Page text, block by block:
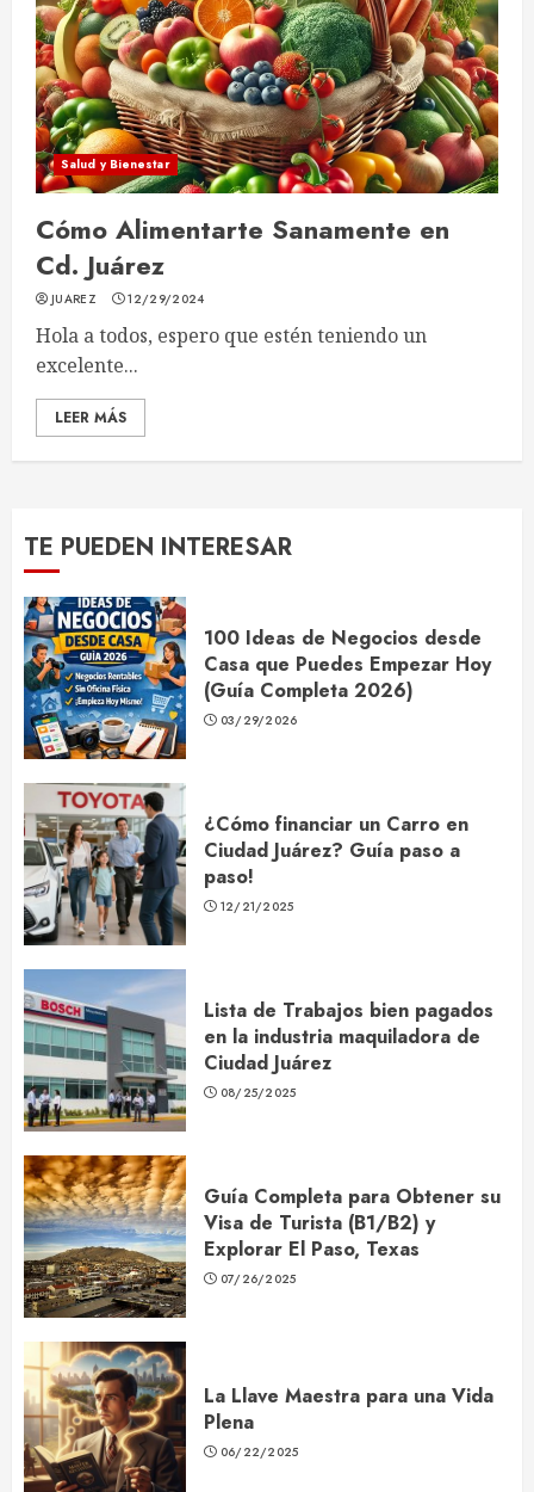
Salud y Bienestar
Cómo Alimentarte Sanamente en
Cd. Juárez
JUAREZ 12/29/2024
Hola a todos, espero que estén teniendo un
excelente...
LEER MÁS
TE PUEDEN INTERESAR
100 Ideas de Negocios desde
Casa que Puedes Empezar Hoy
(Guía Completa 2026)
03/29/2026
¿Cómo financiar un Carro en
Ciudad Juárez? Guía paso a
paso!
12/21/2025
Lista de Trabajos bien pagados
en la industria maquiladora de
Ciudad Juárez
08/25/2025
Guía Completa para Obtener su
Visa de Turista (B1/B2) y
Explorar El Paso, Texas
07/26/2025
La Llave Maestra para una Vida
Plena
06/22/2025